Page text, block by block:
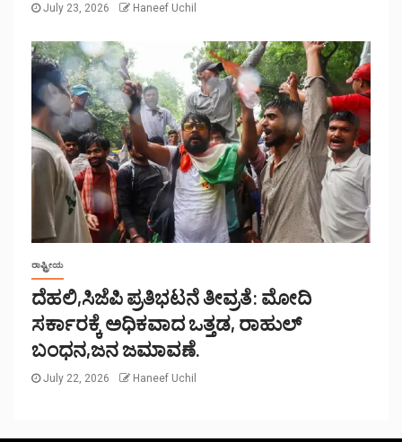
July 23, 2026 Haneef Uchil
ರಾಷ್ಟ್ರೀಯ
ದೆಹಲಿ,ಸಿಜೆಪಿ ಪ್ರತಿಭಟನೆ ತೀವ್ರತೆ: ಮೋದಿ
ಸರ್ಕಾರಕ್ಕೆ ಅಧಿಕವಾದ ಒತ್ತಡ, ರಾಹುಲ್
ಬಂಧನ,ಜನ ಜಮಾವಣೆ.
July 22, 2026 Haneef Uchil